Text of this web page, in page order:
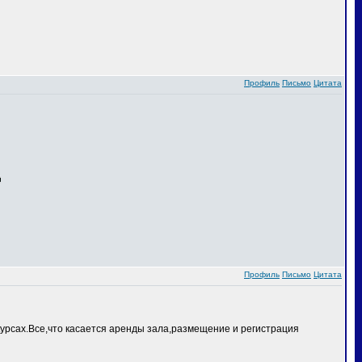
Профиль Письмо Цитата
Профиль Письмо Цитата
касается аренды зала,размещение и регистрация